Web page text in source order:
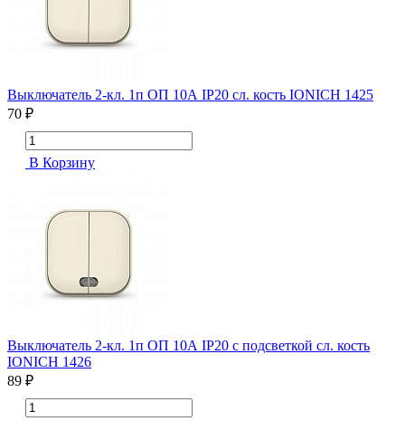
Выключатель 2-кл. 1п ОП 10А IP20 сл. кость IONICH 1425
70 ₽
В Корзину
Выключатель 2-кл. 1п ОП 10А IP20 с подсветкой сл. кость
IONICH 1426
89 ₽